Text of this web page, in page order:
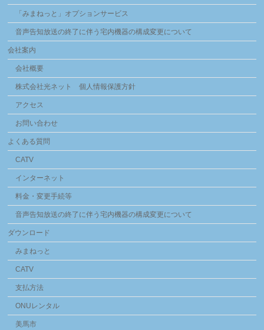
「みまねっと」オプションサービス
音声告知放送の終了に伴う宅内機器の構成変更について
会社案内
会社概要
株式会社光ネット 個人情報保護方針
アクセス
お問い合わせ
よくある質問
CATV
インターネット
料金・変更手続等
音声告知放送の終了に伴う宅内機器の構成変更について
ダウンロード
みまねっと
CATV
支払方法
ONUレンタル
美馬市